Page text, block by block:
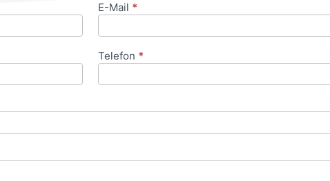
E-Mail *
Telefon *